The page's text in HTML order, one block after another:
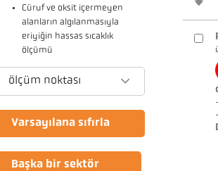
Cüruf ve oksit içermeyen
alanların algılanmasıyla
eriyiğin hassas sıcaklık
ölçümü
ölçüm noktası
Varsayılana sıfırla
Başka bir sektör